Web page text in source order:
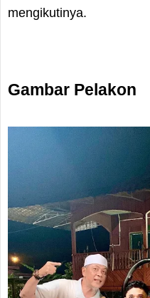
mengikutinya.
Gambar Pelakon